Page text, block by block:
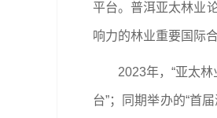
平台。普洱亚太林业
响力的林业重要国际
2023年，“亚太
台”；同期举办的“首